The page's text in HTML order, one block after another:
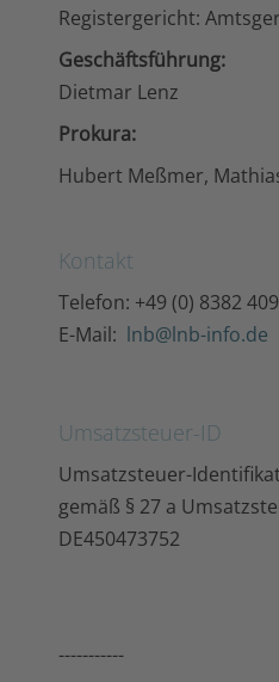
Registergericht:
Geschäftsführung:
Dietmar Lenz
Prokura:
Hubert Meßmer,
Kontakt
Telefon: +49 (0) 8382
E-Mail: lnb@lnb-info.de
Umsatzsteuer-ID
Umsatzsteuer-
gemäß § 27 a
DE450473752
-----------